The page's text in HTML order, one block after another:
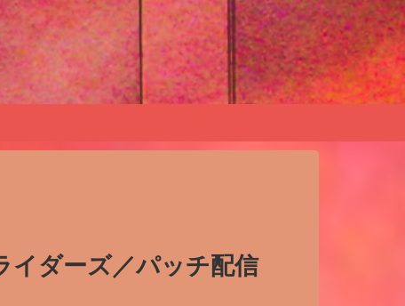
イダーズ／パッチ配信